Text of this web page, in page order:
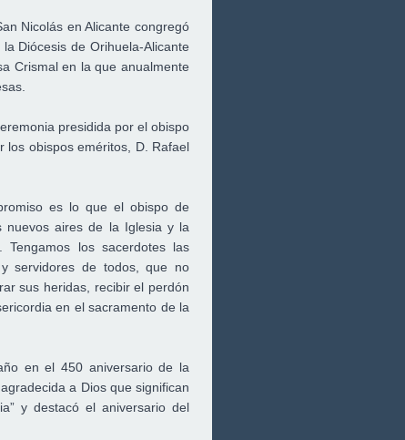
Nicolás en Alicante congregó
Diócesis de Orihuela-Alicante
Crismal en la que anualmente
presidida por el obispo
los obispos eméritos, D. Rafael
es lo que el obispo de
nuevos aires de la Iglesia y la
Tengamos los sacerdotes las
servidores de todos, que no
sus heridas, recibir el perdón
en el sacramento de la
en el 450 aniversario de la
a Dios que significan
y destacó el aniversario del